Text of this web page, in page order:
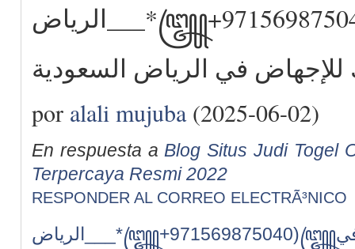
الرياض___*꧅+971569875040)꧅بيع حبوب
للإجهاض في الرياض السعودية
por alali mujuba(2025-06-02)
En respuesta a Blog Situs Judi Togel
Terpercaya Resmi 2022
RESPONDER AL CORREO ELECTRÃ³NICO
الرياض___*꧅+971569875040)꧅بيع حبوب سايتوتك للإجهاض في